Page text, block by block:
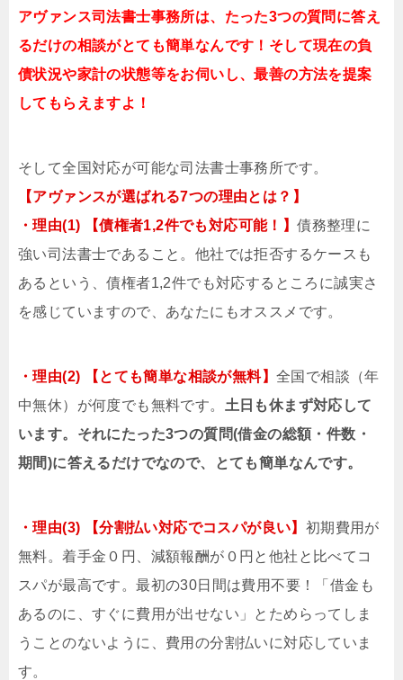
アヴァンス司法書士事務所は、 たった3つの質問に答え
るだけの相談がとても簡単なんです！そして現在の負
債状況や家計の状態等をお伺いし、最善の方法を提案
してもらえますよ！
そして全国対応が可能な司法書士事務所です。
【アヴァンスが選ばれる7つの理由とは？】
・理由(1) 【債権者1,2件でも対応可能！】債務整理に
強い司法書士であること。他社では拒否するケースも
あるという、債権者1,2件でも対応するところに誠実さ
を感じていますので、あなたにもオススメです。
・理由(2) 【とても簡単な相談が無料】 全国で相談（年
中無休）が何度でも無料です。 土日も休まず対応して
います。それにたった3つの質問(借金の総額・件数・
期間)に答えるだけでなので、とても簡単なんです。
・理由(3) 【分割払い対応でコスパが良い】 初期費用が
無料。着手金０円、減額報酬が０円と他社と比べてコ
スパが最高です。最初の30日間は費用不要！「借金も
あるのに、すぐに費用が出せない」とためらってしま
うことのないように、費用の分割払いに対応していま
す。